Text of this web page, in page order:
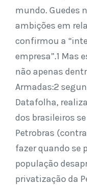
mundo. Guedes
ambições em
confirmou a
empresa”.1 Mas
não apenas
Armadas:2
Datafolha,
dos brasileiros
Petrobras
fazer quando se
população
privatização da